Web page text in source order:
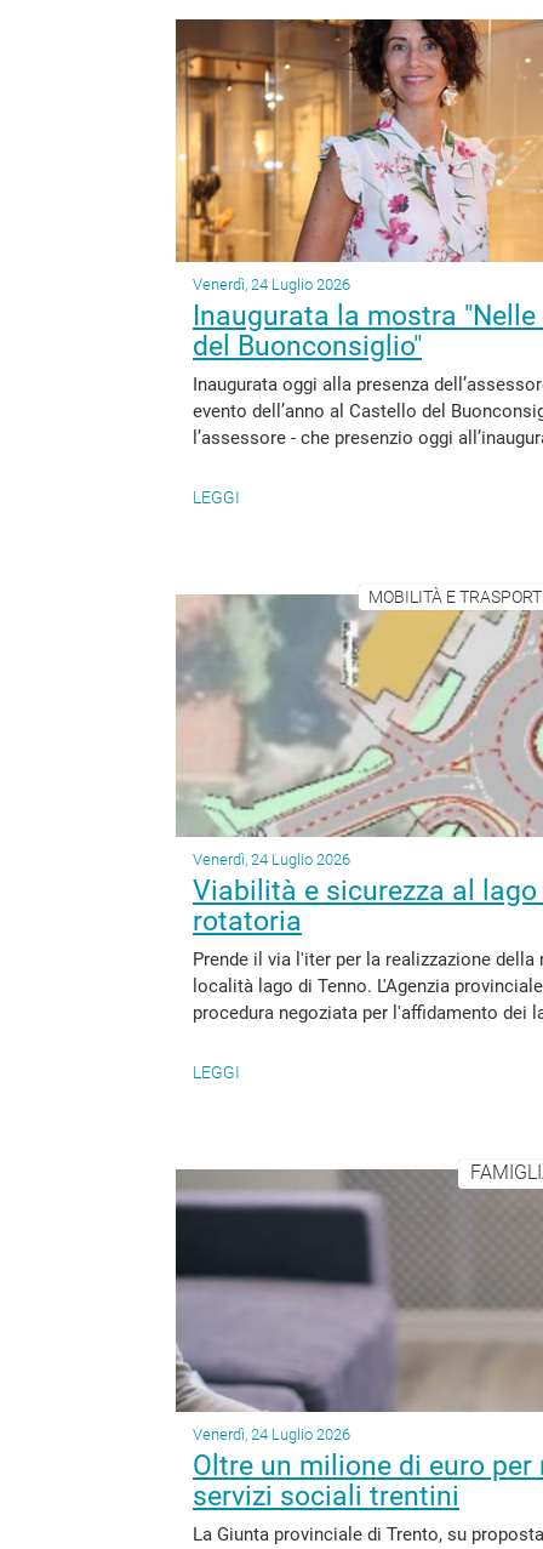
Venerdì, 24 Luglio 2026
Inaugurata la mostra
del Buonconsiglio"
Inaugurata oggi alla presenza
evento dell’anno al Castello del
l’assessore - che presenzio oggi
LEGGI
MOBILITÀ E
Venerdì, 24 Luglio 2026
Viabilità e sicurezza al
rotatoria
Prende il via l'iter per la realizzazione
località lago di Tenno. L'Agenzia
procedura negoziata per l'affidamento dei
LEGGI
Venerdì, 24 Luglio 2026
Oltre un milione di euro
servizi sociali trentini
La Giunta provinciale di Trento, su